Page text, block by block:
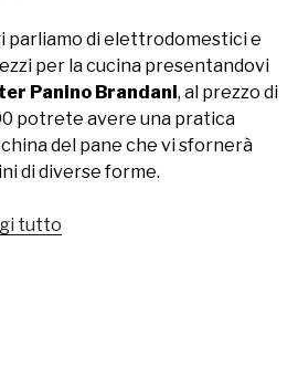
parliamo di elettrodomestici e
per la cucina presentandovi
Panino Brandani, al prezzo di
potrete avere una pratica
del pane che vi sfornerà
di diverse forme.
tutto